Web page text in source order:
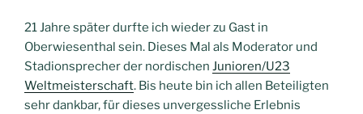
21 Jahre später durfte ich wieder zu Gast in
Oberwiesenthal sein. Dieses Mal als Moderator und
Stadionsprecher der nordischen Junioren/U23
Weltmeisterschaft. Bis heute bin ich allen Beteiligten
sehr dankbar, für dieses unvergessliche Erlebnis